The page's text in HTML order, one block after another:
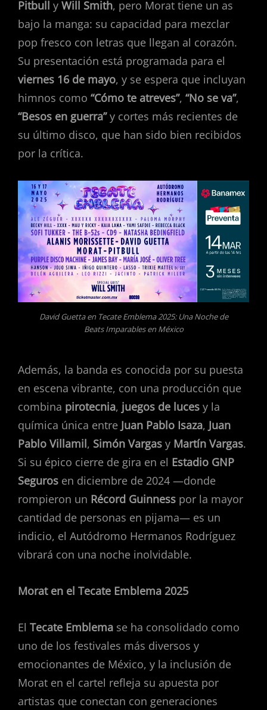
Pitbull y Will Smith, pero Morat tiene un as
bajo la manga: su capacidad para mezclar
pop fresco con letras que llegan al corazón.
Su presentación está programada para el
viernes 16 de mayo, y se espera que incluyan
himnos como “Cómo te atreves”, “No se va”,
“Besos en guerra”y cortes más recientes de
su último disco, que han sido bien recibidos
por la crítica.
David Guetta en Tecate Emblema 2025: Una Noche de
Beats Imparables en México
Además, la banda es conocida por su puesta
en escena vibrante, con una producción que
combina pirotecnia, juegos de luces y la
química única entre Juan Pablo Isaza, Juan
Pablo Villamil, Simón Vargas y Martín Vargas.
Si su épico cierre de gira en el Estadio GNP
Seguros en diciembre de 2024 —donde
rompieron un Récord Guinness por la mayor
cantidad de personas en pijama— es un
indicio, el Autódromo Hermanos Rodríguez
vibrará con una noche inolvidable.
Morat en el Tecate Emblema 2025
El Tecate Emblema se ha consolidado como
uno de los festivales más diversos y
emocionantes de México, y la inclusión de
Morat en el cartel refleja su apuesta por
artistas que conectan con generaciones